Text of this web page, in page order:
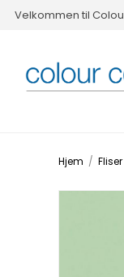
Velkommen til
Hjem / Fliser